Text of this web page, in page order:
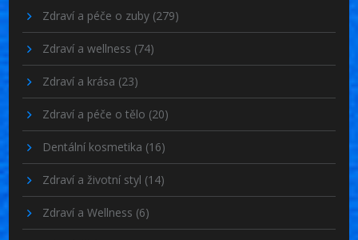
Zdraví a péče o zuby (279)
Zdraví a wellness (74)
Zdraví a krása (23)
Zdraví a péče o tělo (20)
Dentální kosmetika (16)
Zdraví a životní styl (14)
Zdraví a Wellness (6)